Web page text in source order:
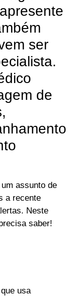
ser
de
assunto de
a recente
Neste
saber!
usa